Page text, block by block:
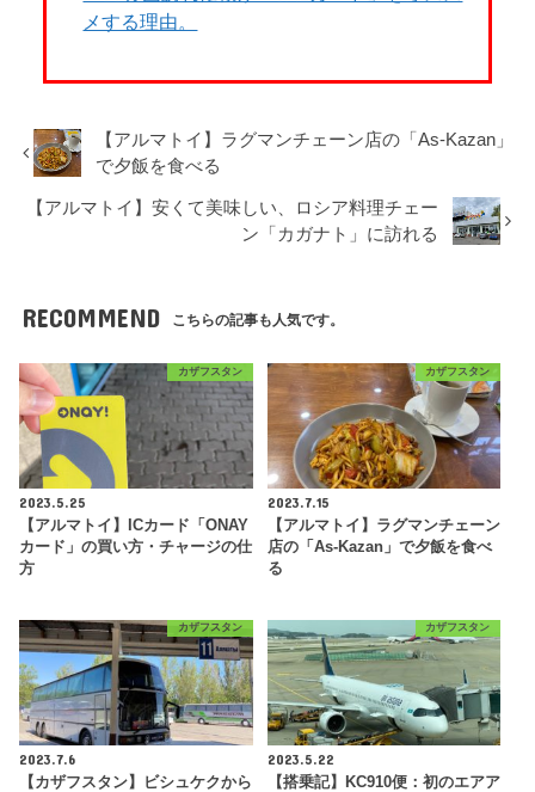
メする理由。
【アルマトイ】ラグマンチェーン店の「As-Kazan」
で夕飯を食べる
【アルマトイ】安くて美味しい、ロシア料理チェー
ン「カガナト」に訪れる
RECOMMEND こちらの記事も人気です。
カザフスタン
2023.5.25
【アルマトイ】ICカード「ONAY
カード」の買い方・チャージの仕
方
カザフスタン
2023.7.15
【アルマトイ】ラグマンチェーン
店の「As-Kazan」で夕飯を食べ
る
カザフスタン
2023.7.6
【カザフスタン】ビシュケクから
カザフスタン
2023.5.22
【搭乗記】KC910便：初のエアア